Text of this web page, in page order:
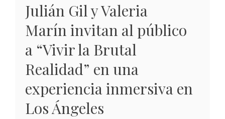
Julián Gil y Valeria
Marín invitan al público
a “Vivir la Brutal
Realidad” en una
experiencia inmersiva en
Los Ángeles